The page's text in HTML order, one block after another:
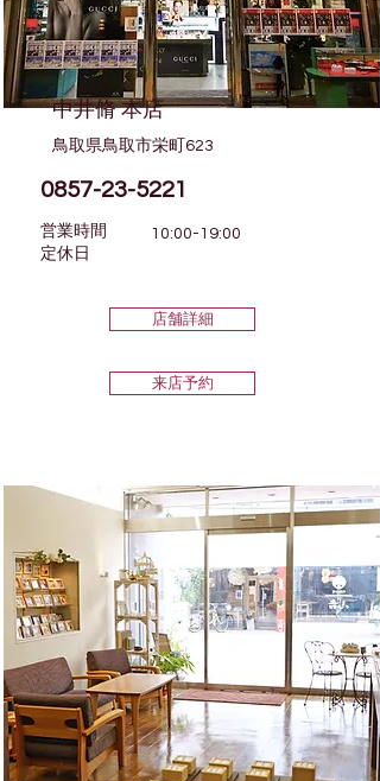
中井脩 本店
鳥取県鳥取市栄町623
0857-23-5221
営業時間
​定休日
10:00-19:00
店舗詳細
来店予約